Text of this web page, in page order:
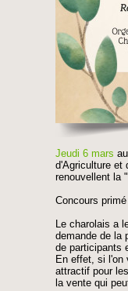
Jeudi 6 mars
d'Agriculture et
renouvellent la
Concours
Le charolais a
demande de la
de participants
En effet, si l'on
attractif pour
la vente qui